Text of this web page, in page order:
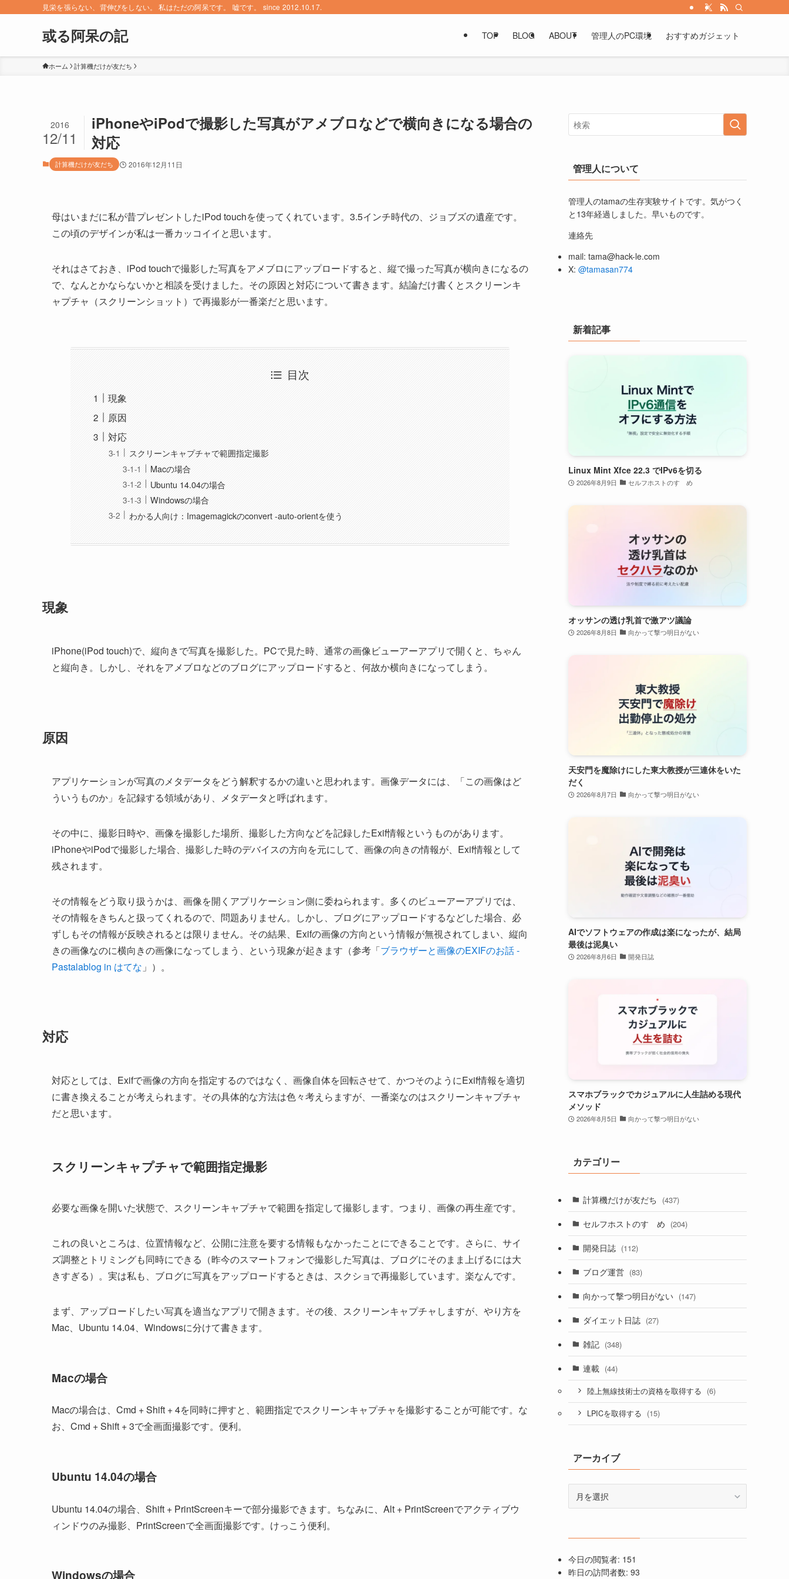
見栄を張らない、背伸びをしない。 私はただの阿呆です。 嘘です。 since 2012.10.17.
或る阿呆の記 TOP BLOG ABOUT 管理人のPC環境 おすすめガジェット
ホーム 計算機だけが友だち
iPhoneやiPodで撮影した写真がアメブロなどで横向きになる場合の
対応
2016
12/11
計算機だけが友だち 2016年12月11日
母はいまだに私が昔プレゼントしたiPod touchを使ってくれています。3.5インチ時代の、ジョブズの遺産です。
この頃のデザインが私は一番カッコイイと思います。
それはさておき、iPod touchで撮影した写真をアメブロにアップロードすると、縦で撮った写真が横向きになるの
で、なんとかならないかと相談を受けました。その原因と対応について書きます。結論だけ書くとスクリーンキ
ャプチャ（スクリーンショット）で再撮影が一番楽だと思います。
目次
現象
原因
対応
スクリーンキャプチャで範囲指定撮影
Macの場合
Ubuntu 14.04の場合
Windowsの場合
わかる人向け：Imagemagickのconvert -auto-orientを使う
現象
iPhone(iPod touch)で、縦向きで写真を撮影した。PCで見た時、通常の画像ビューアーアプリで開くと、ちゃん
と縦向き。しかし、それをアメブロなどのブログにアップロードすると、何故か横向きになってしまう。
原因
アプリケーションが写真のメタデータをどう解釈するかの違いと思われます。画像データには、「この画像はど
ういうものか」を記録する領域があり、メタデータと呼ばれます。
その中に、撮影日時や、画像を撮影した場所、撮影した方向などを記録したExif情報というものがあります。
iPhoneやiPodで撮影した場合、撮影した時のデバイスの方向を元にして、画像の向きの情報が、Exif情報として
残されます。
その情報をどう取り扱うかは、画像を開くアプリケーション側に委ねられます。多くのビューアーアプリでは、
その情報をきちんと扱ってくれるので、問題ありません。しかし、ブログにアップロードするなどした場合、必
ずしもその情報が反映されるとは限りません。その結果、Exifの画像の方向という情報が無視されてしまい、縦向
きの画像なのに横向きの画像になってしまう、という現象が起きます（参考「ブラウザーと画像のEXIFのお話 -
Pastalablog in はてな 」）。
対応
対応としては、Exifで画像の方向を指定するのではなく、画像自体を回転させて、かつそのようにExif情報を適切
に書き換えることが考えられます。その具体的な方法は色々考えらますが、一番楽なのはスクリーンキャプチャ
だと思います。
スクリーンキャプチャで範囲指定撮影
必要な画像を開いた状態で、スクリーンキャプチャで範囲を指定して撮影します。つまり、画像の再生産です。
これの良いところは、位置情報など、公開に注意を要する情報もなかったことにできることです。さらに、サイ
ズ調整とトリミングも同時にできる（昨今のスマートフォンで撮影した写真は、ブログにそのまま上げるには大
きすぎる）。実は私も、ブログに写真をアップロードするときは、スクショで再撮影しています。楽なんです。
まず、アップロードしたい写真を適当なアプリで開きます。その後、スクリーンキャプチャしますが、やり方を
Mac、Ubuntu 14.04、Windowsに分けて書きます。
Macの場合
Macの場合は、Cmd + Shift + 4を同時に押すと、範囲指定でスクリーンキャプチャを撮影することが可能です。な
お、Cmd + Shift + 3で全画面撮影です。便利。
Ubuntu 14.04の場合
Ubuntu 14.04の場合、Shift + PrintScreenキーで部分撮影できます。ちなみに、Alt + PrintScreenでアクティブウ
ィンドウのみ撮影、PrintScreenで全画面撮影です。けっこう便利。
Windowsの場合
管理人について
管理人のtamaの生存実験サイトです。気がつく
と13年経過しました。早いものです。
連絡先
mail: tama@hack-le.com
X: @tamasan774
新着記事
Linux Mint Xfce 22.3 でIPv6を切る
2026年8月9日 セルフホストのすゝめ
オッサンの透け乳首で激アツ議論
2026年8月8日 向かって撃つ明日がない
天安門を魔除けにした東大教授が三連休をいた
だく
2026年8月7日 向かって撃つ明日がない
AIでソフトウェアの作成は楽になったが、結局
最後は泥臭い
2026年8月6日 開発日誌
スマホブラックでカジュアルに人生詰める現代
メソッド
2026年8月5日 向かって撃つ明日がない
カテゴリー
計算機だけが友だち (437)
セルフホストのすゝめ (204)
開発日誌 (112)
ブログ運営 (83)
向かって撃つ明日がない (147)
ダイエット日誌 (27)
雑記 (348)
連載 (44)
陸上無線技術士の資格を取得する (6)
LPICを取得する (15)
アーカイブ
ブ
今日の閲覧者: 151
昨日の訪問者数: 93